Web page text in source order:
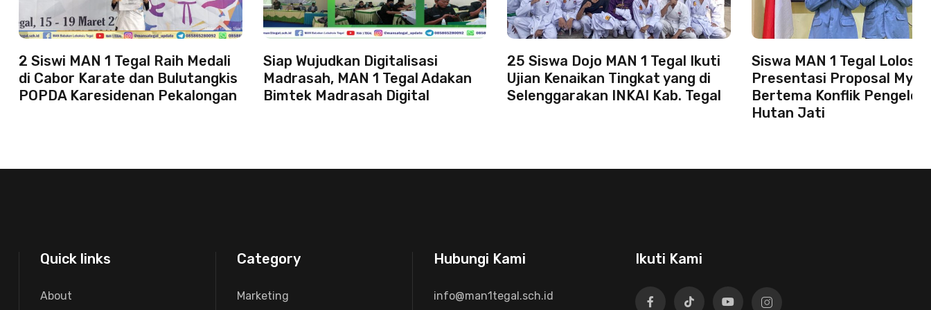
2 Siswi MAN 1 Tegal Raih Medali
di Cabor Karate dan Bulutangkis
POPDA Karesidenan Pekalongan
Siap Wujudkan Digitalisasi
Madrasah, MAN 1 Tegal Adakan
Bimtek Madrasah Digital
25 Siswa Dojo MAN 1 Tegal Ikuti
Ujian Kenaikan Tingkat yang di
Selenggarakan INKAI Kab. Tegal
Siswa MAN 1 Tegal Lolos
Presentasi Proposal
Bertema Konflik
Hutan Jati
Quick links
About
Category
Marketing
Hubungi Kami
info@man1tegal.sch.id
Ikuti Kami